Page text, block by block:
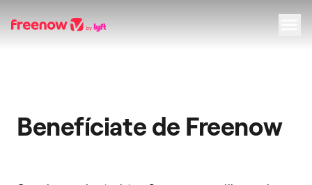
Benefíciate de Freenow